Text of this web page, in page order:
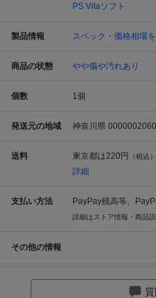
PS Vitaソフト
製品情報 スペック・価格相場
商品の状態 やや傷や汚れあり
個数 1個
発送元の地域 神奈川県
送料 東京都は220円 （税込
詳細
支払い方法 PayPay残高等、
詳細はストア情報・商品
その他の情報